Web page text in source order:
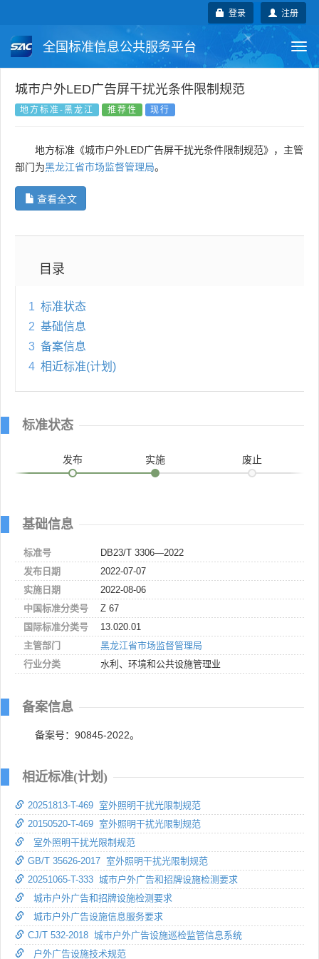
注册
登录
全国标准信息公共服务平台
国家标准 行业标准 地方标准
国外标准 技术委员会
城市户外LED广告屏干扰光条件限制规范
地方标准-黑龙江 推荐性 现行
地方标准《城市户外LED广告屏干扰光条件限制规范》，主管
部门为黑龙江省市场监督管理局。
查看全文
目录
1 标准状态
2 基础信息
3 备案信息
4 相近标准(计划)
标准状态
发布 实施 废止
基础信息
标准号
DB23/T 3306—2022
发布日期
2022-07-07
实施日期
2022-08-06
中国标准分类号
Z 67
国际标准分类号
13.020.01
主管部门
黑龙江省市场监督管理局
行业分类
水利、环境和公共设施管理业
备案信息
备案号：90845-2022。
相近标准(计划)
20251813-T-469 室外照明干扰光限制规范
20150520-T-469 室外照明干扰光限制规范
室外照明干扰光限制规范
GB/T 35626-2017 室外照明干扰光限制规范
20251065-T-333 城市户外广告和招牌设施检测要求
城市户外广告和招牌设施检测要求
城市户外广告设施信息服务要求
CJ/T 532-2018 城市户外广告设施巡检监管信息系统
户外广告设施技术规范